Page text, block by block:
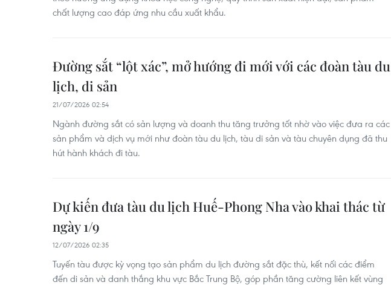
chất lượng cao đáp ứng nhu cầu xuất khẩu.
Đường sắt “lột xác”, mở hướng đi mới với các đoàn tàu du
lịch, di sản
21/07/2026 02:54
Ngành đường sắt có sản lượng và doanh thu tăng trưởng tốt nhờ vào việc đưa ra các
sản phẩm và dịch vụ mới như đoàn tàu du lịch, tàu di sản và tàu chuyên dụng đã thu
hút hành khách đi tàu.
Dự kiến đưa tàu du lịch Huế-Phong Nha vào khai thác từ
ngày 1/9
12/07/2026 02:35
Tuyến tàu được kỳ vọng tạo sản phẩm du lịch đường sắt đặc thù, kết nối các điểm
đến di sản và danh thắng khu vực Bắc Trung Bộ, góp phần tăng cường liên kết vùng